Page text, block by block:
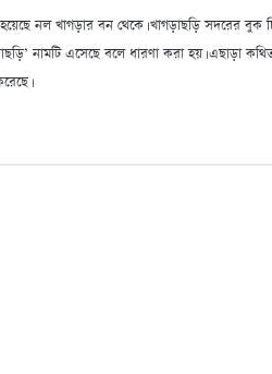
হয়েছে নল খাগড়ার বন থেকে। খাগড়াছড়ি সদরের বুক
নামটি এসেছে বলে ধারণা করা হয়। এছাড়া